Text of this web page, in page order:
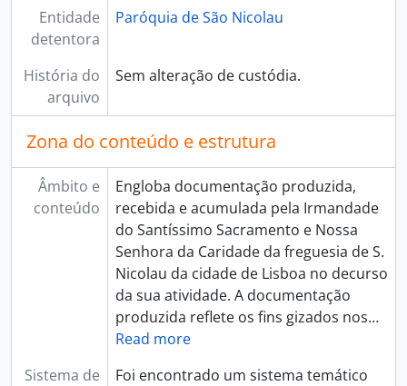
Entidade
detentora
Paróquia de São Nicolau
História do
arquivo
Sem alteração de custódia.
Zona do conteúdo e estrutura
Âmbito e
conteúdo
Engloba documentação produzida,
recebida e acumulada pela Irmandade
do Santíssimo Sacramento e Nossa
Senhora da Caridade da freguesia de S.
Nicolau da cidade de Lisboa no decurso
da sua atividade. A documentação
produzida reflete os fins gizados nos…
Read more
Sistema de
Foi encontrado um sistema temático